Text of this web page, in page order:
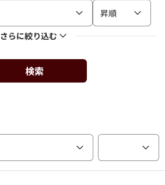
昇順
さらに絞り込む
検索